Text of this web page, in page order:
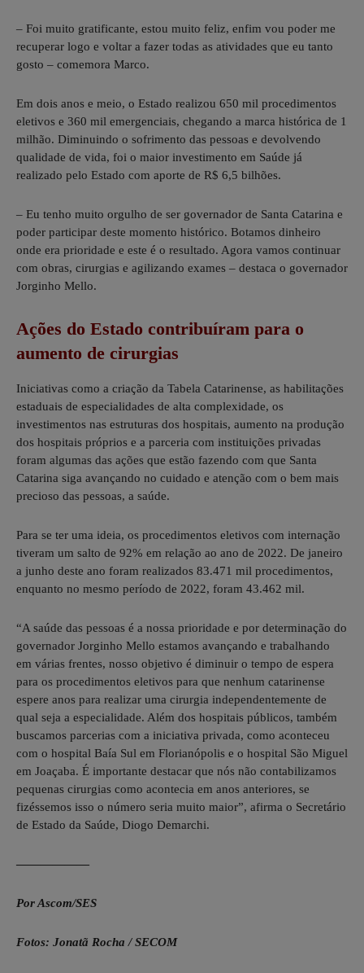
– Foi muito gratificante, estou muito feliz, enfim vou poder me
recuperar logo e voltar a fazer todas as atividades que eu tanto
gosto – comemora Marco.
Em dois anos e meio, o Estado realizou 650 mil procedimentos
eletivos e 360 mil emergenciais, chegando a marca histórica de 1
milhão. Diminuindo o sofrimento das pessoas e devolvendo
qualidade de vida, foi o maior investimento em Saúde já
realizado pelo Estado com aporte de R$ 6,5 bilhões.
– Eu tenho muito orgulho de ser governador de Santa Catarina e
poder participar deste momento histórico. Botamos dinheiro
onde era prioridade e este é o resultado. Agora vamos continuar
com obras, cirurgias e agilizando exames – destaca o governador
Jorginho Mello.
Ações do Estado contribuíram para o
aumento de cirurgias
Iniciativas como a criação da Tabela Catarinense, as habilitações
estaduais de especialidades de alta complexidade, os
investimentos nas estruturas dos hospitais, aumento na produção
dos hospitais próprios e a parceria com instituições privadas
foram algumas das ações que estão fazendo com que Santa
Catarina siga avançando no cuidado e atenção com o bem mais
precioso das pessoas, a saúde.
Para se ter uma ideia, os procedimentos eletivos com internação
tiveram um salto de 92% em relação ao ano de 2022. De janeiro
a junho deste ano foram realizados 83.471 mil procedimentos,
enquanto no mesmo período de 2022, foram 43.462 mil.
“A saúde das pessoas é a nossa prioridade e por determinação do
governador Jorginho Mello estamos avançando e trabalhando
em várias frentes, nosso objetivo é diminuir o tempo de espera
para os procedimentos eletivos para que nenhum catarinense
espere anos para realizar uma cirurgia independentemente de
qual seja a especialidade. Além dos hospitais públicos, também
buscamos parcerias com a iniciativa privada, como aconteceu
com o hospital Baía Sul em Florianópolis e o hospital São Miguel
em Joaçaba. É importante destacar que nós não contabilizamos
pequenas cirurgias como acontecia em anos anteriores, se
fizéssemos isso o número seria muito maior”, afirma o Secretário
de Estado da Saúde, Diogo Demarchi.
——————
Por Ascom/SES
Fotos: Jonatã Rocha / SECOM